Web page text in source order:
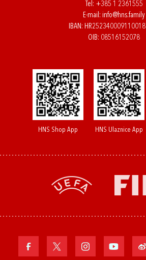
Tel: +385 1 2361555
E-mail: info@hns.family
IBAN:
OIB: 08516152078
HNS Shop App HNS Ulaznice App